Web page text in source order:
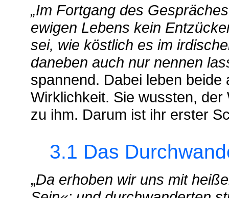
„Im Fortgang des
ewigen Lebens kein
sei, wie köstlich es im
daneben auch nur nennen
spannend. Dabei leben
Wirklichkeit. Sie wussten,
zu ihm. Darum ist ihr erster
3.1 Das
„Da erhoben wir uns mit